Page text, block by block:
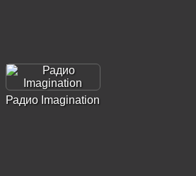
Радио Imagination